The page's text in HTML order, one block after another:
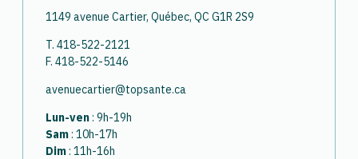
1149 avenue Cartier, Québec, QC G1R 2S9
T. 418-522-2121
F. 418-522-5146
avenuecartier@topsante.ca
Lun-ven: 9h-19h
Sam: 10h-17h
Dim: 11h-16h